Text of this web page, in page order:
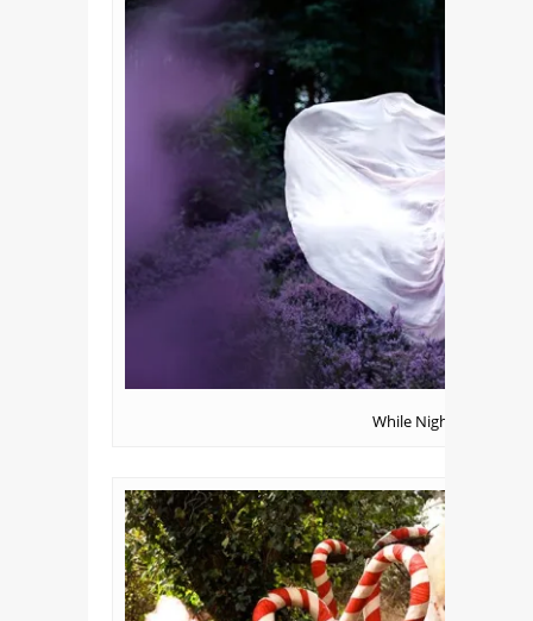
While Nightingales